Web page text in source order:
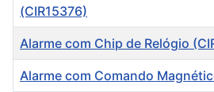
(CIR15376)
Alarme com Chip de Relógio
Alarme com Comando